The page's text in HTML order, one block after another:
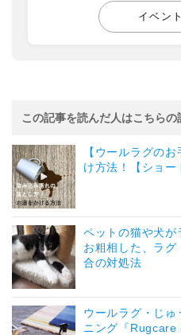
イベン
この記事を読んだ人はこちら
【ウールラグの
け方法！【ショー
ペットの猫や犬が
お粗相した、ラ
合の対処法
ウールラグ・じゅ
ニング『Rugcare